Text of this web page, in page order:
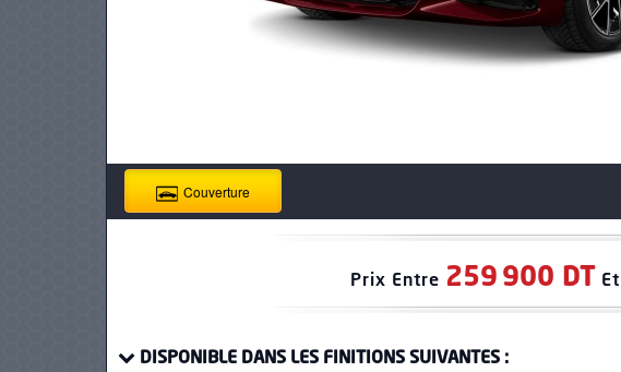
Couverture
Prix Entre 259 900 DT Et
DISPONIBLE DANS LES FINITIONS SUIVANTES :